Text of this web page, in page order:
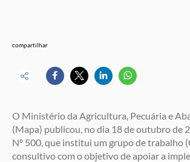
compartilhar
O Ministério da Agricultura, Pecuária e
(Mapa) publicou, no dia 18 de outubro de
Nº 500, que institui um grupo de trabalho
consultivo com o objetivo de apoiar a